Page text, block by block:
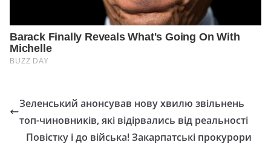
Зеленський анонсував нову хвилю звільнень
топ-чиновників, які відірвались від реальності
Повістку і до війська! Закарпатські прокурори